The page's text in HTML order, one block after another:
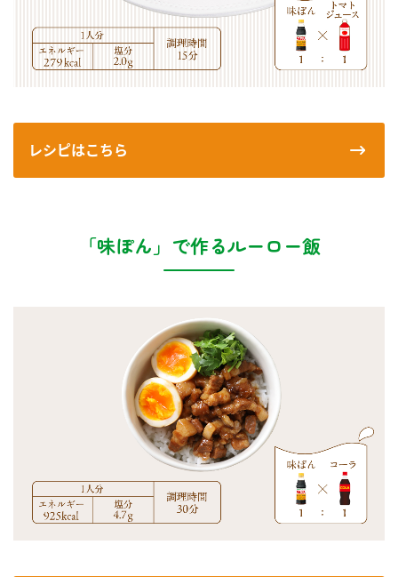
レシピはこちら
「味ぽん」で作るルーロー飯